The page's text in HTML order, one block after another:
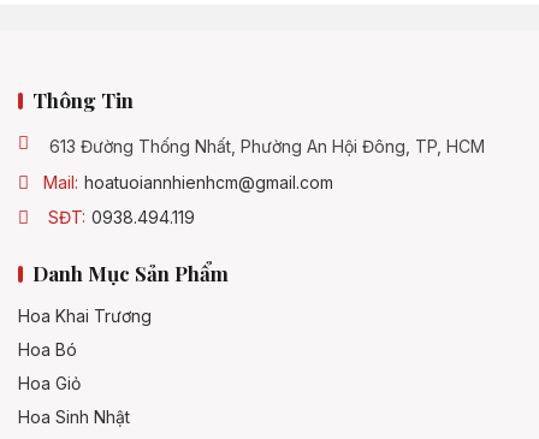
Thông Tin
613 Đường Thống Nhất, Phường An Hội Đông, TP, HCM
Mail: hoatuoiannhienhcm@gmail.com
SĐT: 0938.494.119
Danh Mục Sản Phẩm
Hoa Khai Trương
Hoa Bó
Hoa Giỏ
Hoa Sinh Nhật